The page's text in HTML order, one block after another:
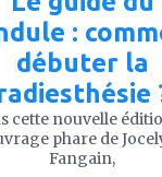
:
débuter la
cette nouvelle
phare de
Fangain,